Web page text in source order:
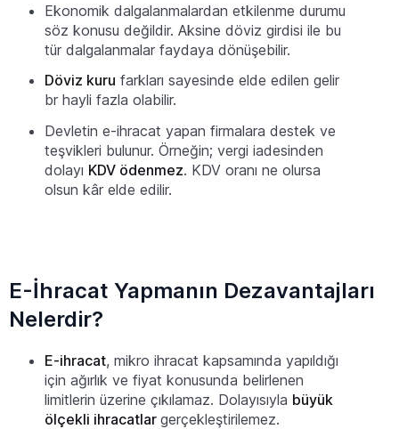
Ekonomik dalgalanmalardan etkilenme durumu
söz konusu değildir. Aksine döviz girdisi ile bu
tür dalgalanmalar faydaya dönüşebilir.
Döviz kuru farkları sayesinde elde edilen gelir
br hayli fazla olabilir.
Devletin e-ihracat yapan firmalara destek ve
teşvikleri bulunur. Örneğin; vergi iadesinden
dolayı KDV ödenmez. KDV oranı ne olursa
olsun kâr elde edilir.
E-İhracat Yapmanın Dezavantajları
Nelerdir?
E-ihracat, mikro ihracat kapsamında yapıldığı
için ağırlık ve fiyat konusunda belirlenen
limitlerin üzerine çıkılamaz. Dolayısıyla büyük
ölçekli ihracatlar gerçekleştirilemez.